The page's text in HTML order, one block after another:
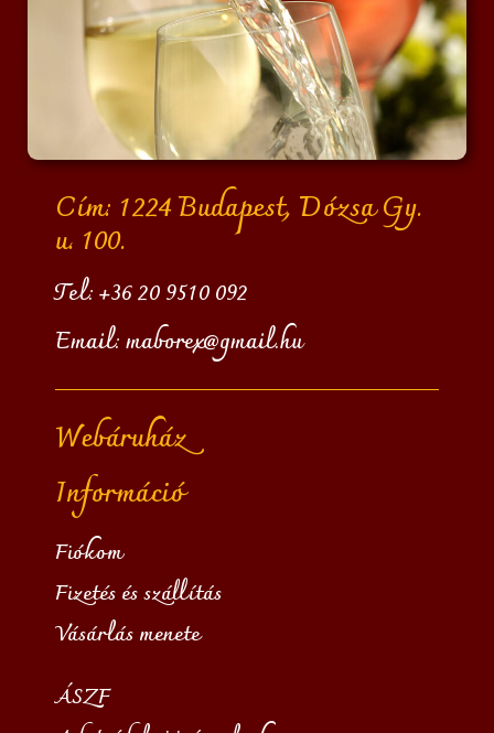
Cím: 1224 Budapest, Dózsa Gy.
u. 100.
Tel:+36 20 9510 092
Email:maborex@gmail.hu
Webáruház
Információ
Fiókom
Fizetés és szállítás
Vásárlás menete
ÁSZF